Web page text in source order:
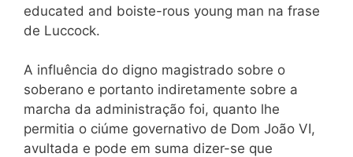
educated and boiste-rous young man na frase
de Luccock.
A influência do digno magistrado sobre o
soberano e portanto indiretamente sobre a
marcha da administração foi, quanto lhe
permitia o ciúme governativo de Dom João VI,
avultada e pode em suma dizer-se que